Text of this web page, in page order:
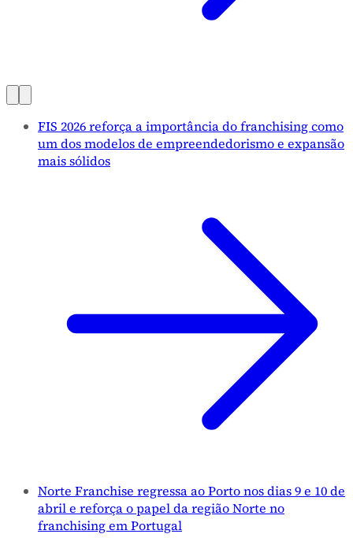
FIS 2026 reforça a importância do franchising como
um dos modelos de empreendedorismo e expansão
mais sólidos
Norte Franchise regressa ao Porto nos dias 9 e 10 de
abril e reforça o papel da região Norte no
franchising em Portugal